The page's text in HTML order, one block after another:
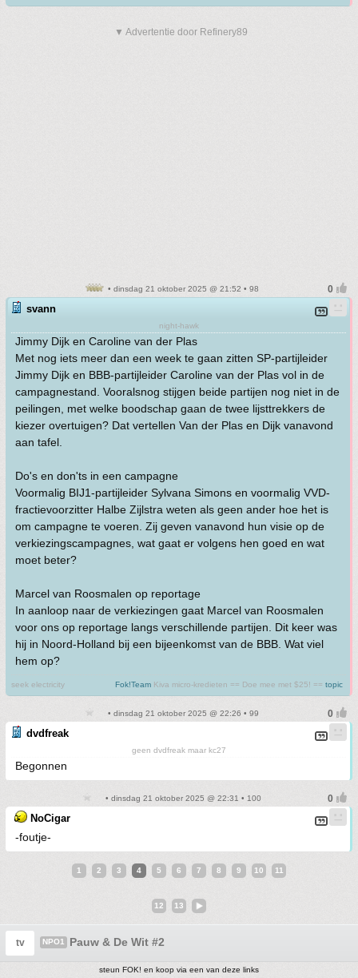
▼ Advertentie door Refinery89
• dinsdag 21 oktober 2025 @ 21:52 • 98
svann
night-hawk
Jimmy Dijk en Caroline van der Plas
Met nog iets meer dan een week te gaan zitten SP-partijleider
Jimmy Dijk en BBB-partijleider Caroline van der Plas vol in de
campagnestand. Vooralsnog stijgen beide partijen nog niet in de
peilingen, met welke boodschap gaan de twee lijsttrekkers de
kiezer overtuigen? Dat vertellen Van der Plas en Dijk vanavond
aan tafel.
Do's en don'ts in een campagne
Voormalig BIJ1-partijleider Sylvana Simons en voormalig VVD-
fractievoorzitter Halbe Zijlstra weten als geen ander hoe het is
om campagne te voeren. Zij geven vanavond hun visie op de
verkiezingscampagnes, wat gaat er volgens hen goed en wat
moet beter?
Marcel van Roosmalen op reportage
In aanloop naar de verkiezingen gaat Marcel van Roosmalen
voor ons op reportage langs verschillende partijen. Dit keer was
hij in Noord-Holland bij een bijeenkomst van de BBB. Wat viel
hem op?
seek electricity Fok!Team Kiva micro-kredieten == Doe mee met $25! == topic
• dinsdag 21 oktober 2025 @ 22:26 • 99
dvdfreak
geen dvdfreak maar kc27
Begonnen
• dinsdag 21 oktober 2025 @ 22:31 • 100
NoCigar
-foutje-
1 2 3 4 5 6 7 8 9 10 11
12 13
tv NPO1 Pauw & De Wit #2
steun FOK! en koop via een van deze links